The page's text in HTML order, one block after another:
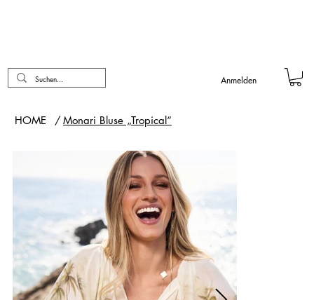
Anmelden
HOME / Monari Bluse „Tropical“